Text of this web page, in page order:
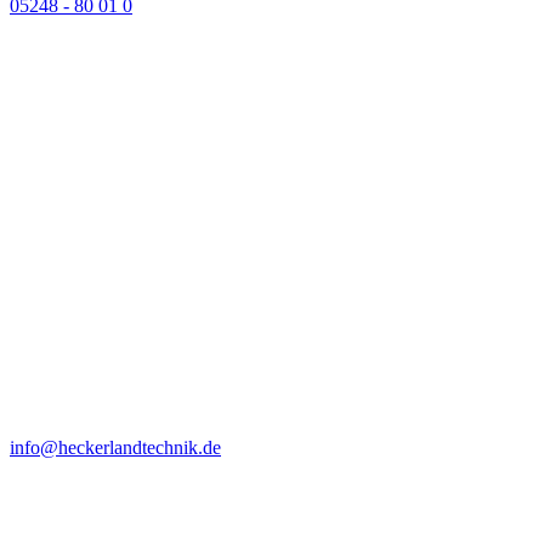
05248 - 80 01 0
info@heckerlandtechnik.de